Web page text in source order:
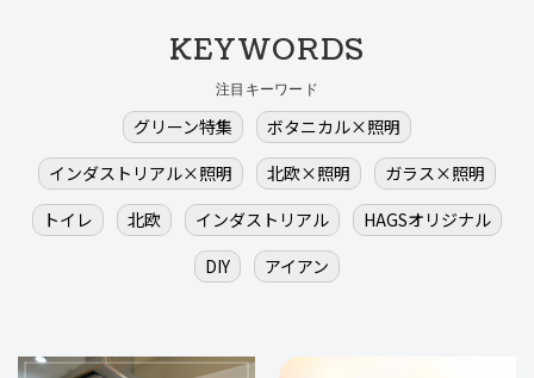
KEYWORDS
注目キーワード
グリーン特集
ボタニカル×照明
インダストリアル×照明
北欧×照明
ガラス×照明
トイレ
北欧 インダストリアル
HAGSオリジナル
DIY
アイアン